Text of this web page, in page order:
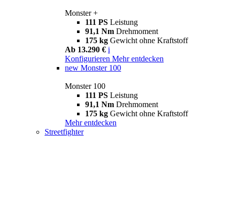
Monster +
111 PS Leistung
91,1 Nm Drehmoment
175 kg Gewicht ohne Kraftstoff
Ab 13.290 € i
Konfigurieren Mehr entdecken
new Monster 100
Monster 100
111 PS Leistung
91,1 Nm Drehmoment
175 kg Gewicht ohne Kraftstoff
Mehr entdecken
Streetfighter